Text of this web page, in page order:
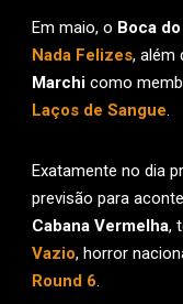
Em maio, o Boca
Nada Felizes, além
Marchi como
Laços de Sangue.
Exatamente no dia
previsão para
Cabana Vermelha,
Vazio, horror
Round 6.